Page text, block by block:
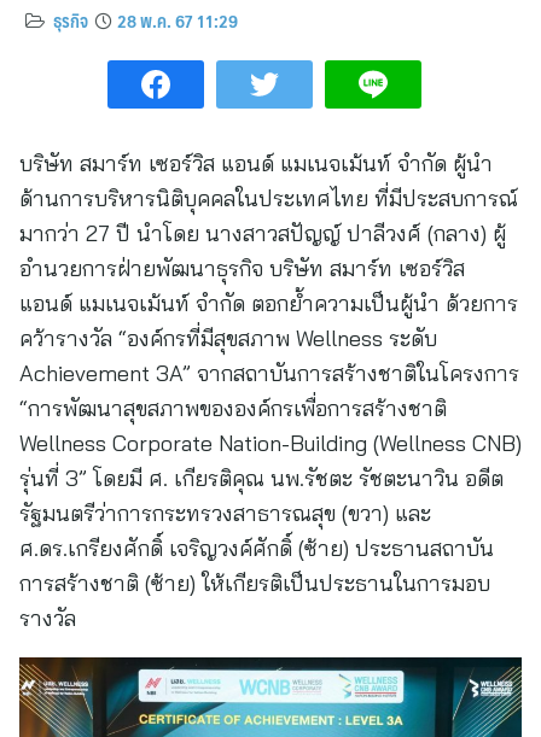
ธุรกิจ 28 พ.ค. 67 11:29
บริษัท สมาร์ท เซอร์วิส แอนด์ แมเนจเม้นท์ จำกัด ผู้นำ
ด้านการบริหารนิติบุคคลในประเทศไทย ที่มีประสบการณ์
มากว่า 27 ปี นำโดย นางสาวสปัญญ์ ปาลีวงศ์ (กลาง) ผู้
อำนวยการฝ่ายพัฒนาธุรกิจ บริษัท สมาร์ท เซอร์วิส
แอนด์ แมเนจเม้นท์ จำกัด ตอกย้ำความเป็นผู้นำ ด้วยการ
คว้ารางวัล “องค์กรที่มีสุขสภาพ Wellness ระดับ
Achievement 3A” จากสถาบันการสร้างชาติในโครงการ
“การพัฒนาสุขสภาพขององค์กรเพื่อการสร้างชาติ
Wellness Corporate Nation-Building (Wellness CNB)
รุ่นที่ 3” โดยมี ศ. เกียรติคุณ นพ.รัชตะ รัชตะนาวิน อดีต
รัฐมนตรีว่าการกระทรวงสาธารณสุข (ขวา) และ
ศ.ดร.เกรียงศักดิ์ เจริญวงค์ศักดิ์ (ซ้าย) ประธานสถาบัน
การสร้างชาติ (ซ้าย) ให้เกียรติเป็นประธานในการมอบ
รางวัล